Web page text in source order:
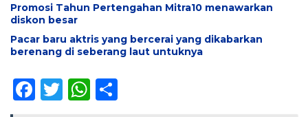
Promosi Tahun Pertengahan Mitra10 menawarkan
diskon besar
Pacar baru aktris yang bercerai yang dikabarkan
berenang di seberang laut untuknya
F T W